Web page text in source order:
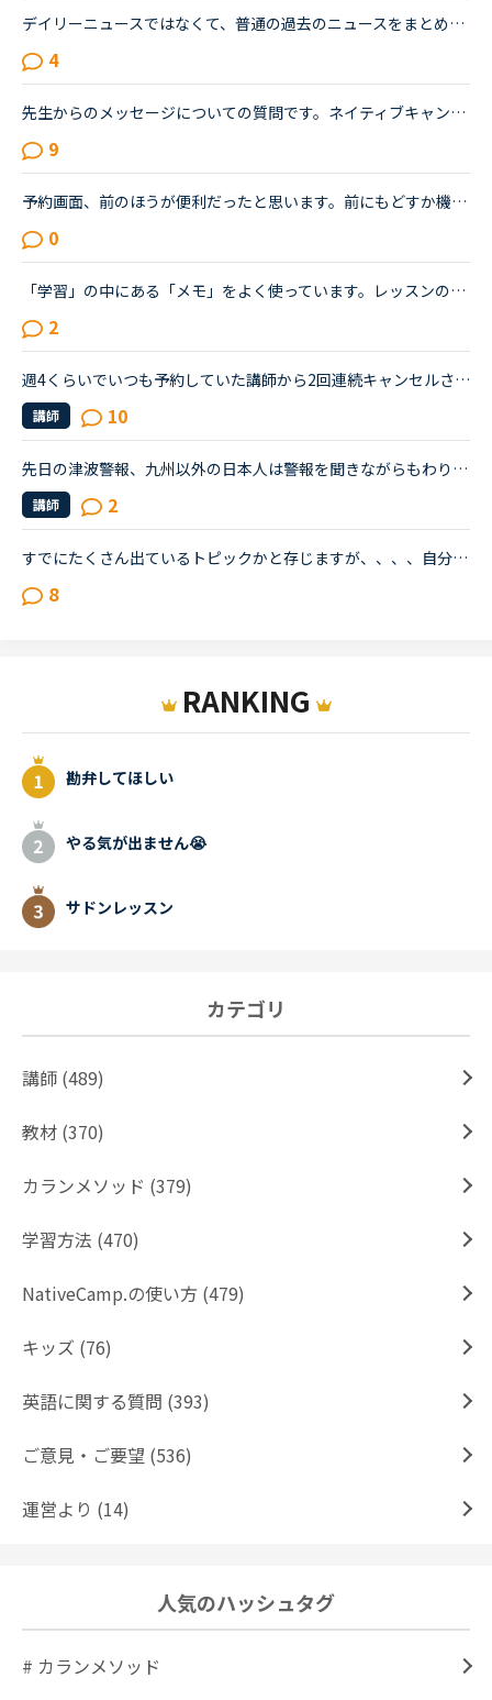
デイリーニュースではなくて、普通の過去のニュースをまとめた方のニュースの受講について、受講経験のある方教えてください。昨日初めてニュース中級を3つ受けました。スクリプトを見ずに、最初にオーディオを聞...
4
先生からのメッセージについての質問です。ネイティブキャンプを初めて約1か月、初心者ながら先生との楽しいレッスンのおかげで毎日続けることができています。レッスン終了後、メッセージをくれない先生が今のと...
9
予約画面、前のほうが便利だったと思います。前にもどすか機能をプラスしていただけたらありがたいです。① 一週間以上先の予定も見るだけならできた点② すぐ次の時間にあいている先生がすぐチェックできた点。...
0
「学習」の中にある「メモ」をよく使っています。レッスンの中で講師から言われたこと、チャットボックスに入れてもらった単語の復習や、例文など自分で調べたことなどどんどん入れています。ある程度以上になる...
2
週4くらいでいつも予約していた講師から2回連続キャンセルされました。その先生はとても教えるのがうまいので評価もよく、ファンもついている感じですが、予約自体はほぼ私だけが一日一回いれている感じです。ご...
講師 10
先日の津波警報、九州以外の日本人は警報を聞きながらもわりかし落ち着いていた人が多かったと思うのですが、外国人は相当怖かったらしく、夜中の2時までずっと窓を開けてバックパック抱えて震えていた、、、と言...
講師 2
すでにたくさん出ているトピックかと存じますが、、、、自分に正直どの教材が合っているのか・・わかりません。今カランのステージ３ですが、それ以外の教材でレッスンを受けるとき、いまだに迷っています発音コ...
8
RANKING
勘弁してほしい
やる気が出ません😭
サドンレッスン
カテゴリ
講師 (489)
教材 (370)
カランメソッド (379)
学習方法 (470)
NativeCamp.の使い方 (479)
キッズ (76)
英語に関する質問 (393)
ご意見・ご要望 (536)
運営より (14)
人気のハッシュタグ
# カランメソッド